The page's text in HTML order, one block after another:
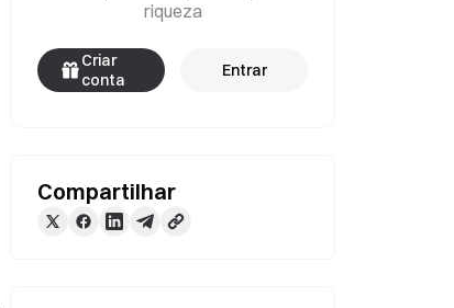
riqueza
Criar
conta
Entrar
Compartilhar